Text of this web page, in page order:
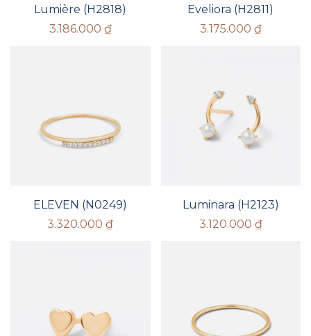
Lumière (H2818)
3.186.000 ₫
Eveliora (H2811)
3.175.000 ₫
ELEVEN (N0249)
3.320.000₫
Luminara (H2123)
3.120.000 ₫